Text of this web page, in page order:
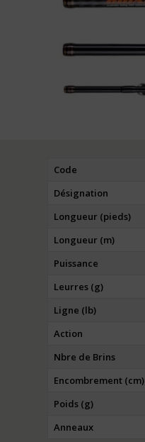
Code
Désignation
Longueur (pieds)
Longueur (m)
Puissance
Leurres (g)
Ligne (lb)
Action
Nbre de Brins
Encombrement (cm)
Poids (g)
Anneaux